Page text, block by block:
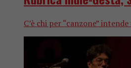
C’è chi per “canzone”